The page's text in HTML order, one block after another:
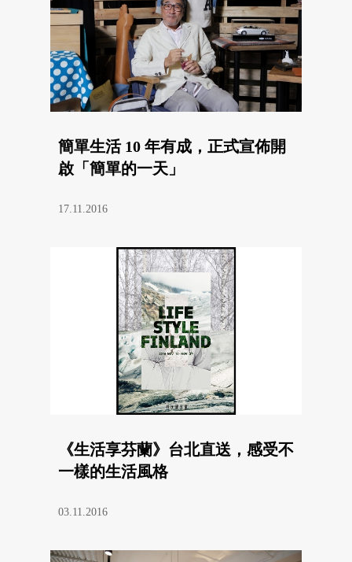
簡單生活 10 年有成，正式宣佈開
啟「簡單的一天」
17.11.2016
《生活享芬蘭》台北直送，感受不
一樣的生活風格
03.11.2016